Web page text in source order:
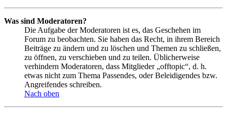
Was sind Moderatoren?
Die Aufgabe der Moderatoren ist es, das Geschehen im
Forum zu beobachten. Sie haben das Recht, in ihrem Bereich
Beiträge zu ändern und zu löschen und Themen zu schließen,
zu öffnen, zu verschieben und zu teilen. Üblicherweise
verhindern Moderatoren, dass Mitglieder „offtopic“, d. h.
etwas nicht zum Thema Passendes, oder Beleidigendes bzw.
Angreifendes schreiben.
Nach oben